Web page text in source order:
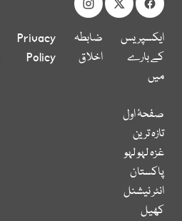
ایکسپریس
کے بارے
میں
ضابطہ
اخلاق
Privacy
Policy
صفحۂ اول
تازہ ترین
غزہ لہو لہو
پاکستان
انٹر نیشنل
کھیل